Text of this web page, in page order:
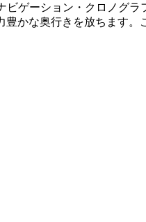
ゲーション・クロノグ
かな奥行きを放ちます